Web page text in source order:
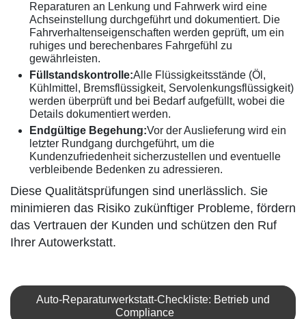
Reparaturen an Lenkung und Fahrwerk wird eine
Achseinstellung durchgeführt und dokumentiert. Die
Fahrverhaltenseigenschaften werden geprüft, um ein
ruhiges und berechenbares Fahrgefühl zu
gewährleisten.
Füllstandskontrolle:Alle Flüssigkeitsstände (Öl,
Kühlmittel, Bremsflüssigkeit, Servolenkungsflüssigkeit)
werden überprüft und bei Bedarf aufgefüllt, wobei die
Details dokumentiert werden.
Endgültige Begehung:Vor der Auslieferung wird ein
letzter Rundgang durchgeführt, um die
Kundenzufriedenheit sicherzustellen und eventuelle
verbleibende Bedenken zu adressieren.
Diese Qualitätsprüfungen sind unerlässlich. Sie
minimieren das Risiko zukünftiger Probleme, fördern
das Vertrauen der Kunden und schützen den Ruf
Ihrer Autowerkstatt.
Auto-Reparaturwerkstatt-Checkliste: Betrieb und
Compliance